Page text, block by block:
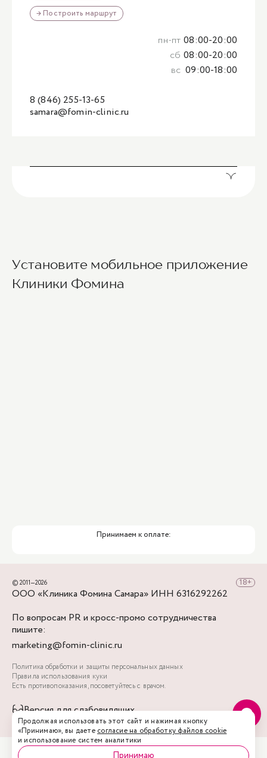
→ Построить маршрут
samara@fomin-clinic.ru
8 (846) 255-13-65
пн-пт 08:00-20:00
сб 08:00-20:00
вс 09:00-18:00
Установите мобильное приложение
Клиники Фомина
Принимаем к оплате:
© 2011—2026
ООО «Клиника Фомина Самара» ИНН 6316292262
По вопросам PR и кросс-промо сотрудничества
пишите:
marketing@fomin-clinic.ru
Политика обработки и защиты персональных данных
Правила использования куки
Есть противопоказания, посоветуйтесь с врачом.
Версия для слабовидящих